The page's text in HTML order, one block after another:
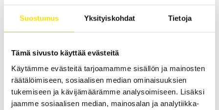
Suostumus Yksityiskohdat Tietoja
Tämä sivusto käyttää evästeitä
Käytämme evästeitä tarjoamamme sisällön ja mainosten
räätälöimiseen, sosiaalisen median ominaisuuksien
tukemiseen ja kävijämäärämme analysoimiseen. Lisäksi
jaamme sosiaalisen median, mainosalan ja analytiikka-
CA1310 & CA832 Äänentasomittarit
CA1310: IEC61672-1:n mukainen äänentasomittari, varustettuna Leq-
mittaustoiminnolla sekä muistilla. Saatavilla myös
yksinkertaisempi äänentasomittari CA832.